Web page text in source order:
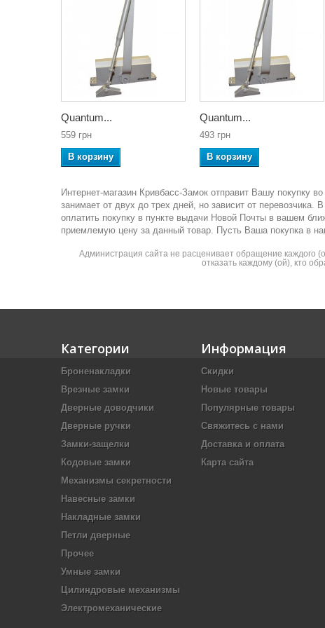
Quantum...
559 грн
В корзину
Quantum...
493 грн
В корзину
Интернет-магазин Кривбасс-Замок отправит Вашу покупку
занимает от двух до трех дней, но зависит от
оплатить покупку в пункте выдачи Новой Почты в вашем
приемлемую цену за данный товар. Пусть Ваша покупка в
Администрация сайта не расценивает обращение каждого
отказать каждому (ой), кто
Категории
Броненакладки
Врезные замки
Дверные доводчики
Дверные ручки
Замки-защелки
Кодовые замки
Механизмы секретности
Навесные замки
Накладные замки
Петли дверные
Прочее
Умные замки
Цилиндровые механизмы
Электромеханические
Информация
Скидки
Новые товары
Популярные товары
Свяжитесь с нами
Доставка и оплата
Карта сайта